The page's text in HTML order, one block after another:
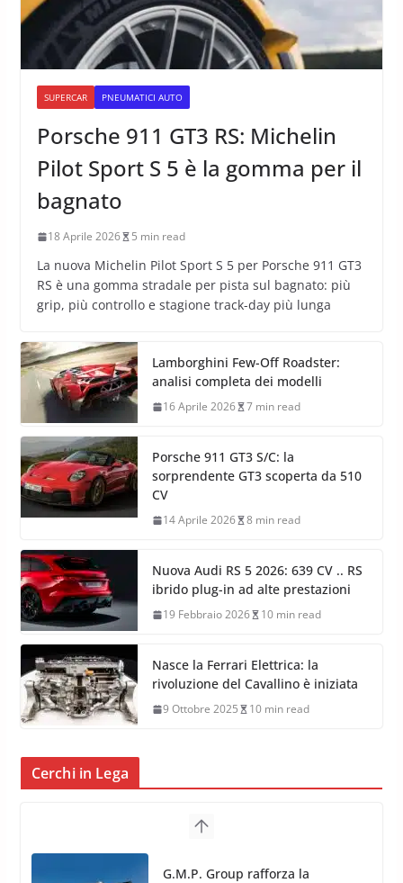
SUPERCAR PNEUMATICI AUTO
Porsche 911 GT3 RS: Michelin
Pilot Sport S 5 è la gomma per il
bagnato
18 Aprile 2026 5 min read
La nuova Michelin Pilot Sport S 5 per Porsche 911 GT3
RS è una gomma stradale per pista sul bagnato: più
grip, più controllo e stagione track-day più lunga
Lamborghini Few-Off Roadster:
analisi completa dei modelli
16 Aprile 2026 7 min read
Porsche 911 GT3 S/C: la
sorprendente GT3 scoperta da 510
CV
14 Aprile 2026 8 min read
Nuova Audi RS 5 2026: 639 CV .. RS
ibrido plug-in ad alte prestazioni
19 Febbraio 2026 10 min read
Nasce la Ferrari Elettrica: la
rivoluzione del Cavallino è iniziata
9 Ottobre 2025 10 min read
Cerchi in Lega
TPMS Alcar Sensor – Sistemi di